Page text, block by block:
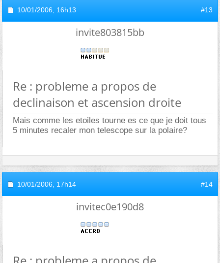
10/01/2006, 16h13 #13
invite803815bb
Re : probleme a propos de
declinaison et ascension droite
Mais comme les etoiles tourne es ce que je doit tous
5 minutes recaler mon telescope sur la polaire?
10/01/2006, 17h14 #14
invitec0e190d8